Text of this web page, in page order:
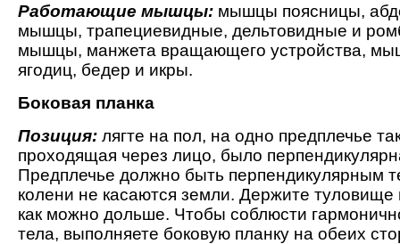
Работающие мышцы: мышцы поясницы,
мышцы, трапециевидные, дельтовидные и
мышцы, манжета вращающего устройства,
ягодиц, бедер и икры.
Боковая планка
Позиция: лягте на пол, на одно предплечье
проходящая через лицо, было
Предплечье должно быть перпендикулярным
колени не касаются земли. Держите
как можно дольше. Чтобы соблюсти
тела, выполняете боковую планку на обеих